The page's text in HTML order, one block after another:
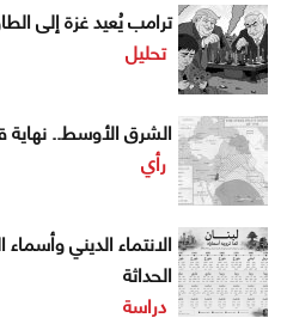
ترامب يُعيد غزة إلى
تحليل
الشرق الأوسط.. نهاية
رأي
الانتماء الديني وأسماء
الحداثة
دراسة